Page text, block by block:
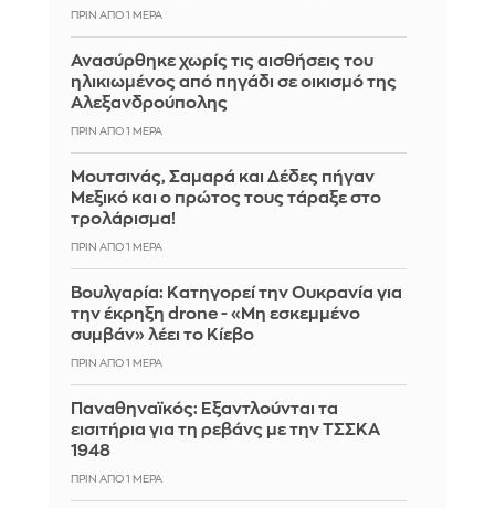
ΠΡΙΝ ΑΠΌ 1 ΜΈΡΑ
Ανασύρθηκε χωρίς τις αισθήσεις του
ηλικιωμένος από πηγάδι σε οικισμό της
Αλεξανδρούπολης
ΠΡΙΝ ΑΠΌ 1 ΜΈΡΑ
Μουτσινάς, Σαμαρά και Δέδες πήγαν
Μεξικό και ο πρώτος τους τάραξε στο
τρολάρισμα!
ΠΡΙΝ ΑΠΌ 1 ΜΈΡΑ
Βουλγαρία: Κατηγορεί την Ουκρανία για
την έκρηξη drone - «Μη εσκεμμένο
συμβάν» λέει το Κίεβο
ΠΡΙΝ ΑΠΌ 1 ΜΈΡΑ
Παναθηναϊκός: Εξαντλούνται τα
εισιτήρια για τη ρεβάνς με την ΤΣΣΚΑ
1948
ΠΡΙΝ ΑΠΌ 1 ΜΈΡΑ